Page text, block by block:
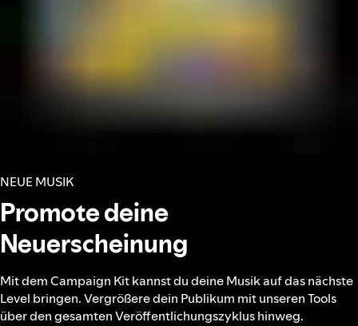
NEUE MUSIK
Promote deine
Neuerscheinung
Mit dem Campaign Kit kannst du deine Musik auf das nächste
Level bringen. Vergrößere dein Publikum mit unseren Tools
über den gesamten Veröffentlichungszyklus hinweg.